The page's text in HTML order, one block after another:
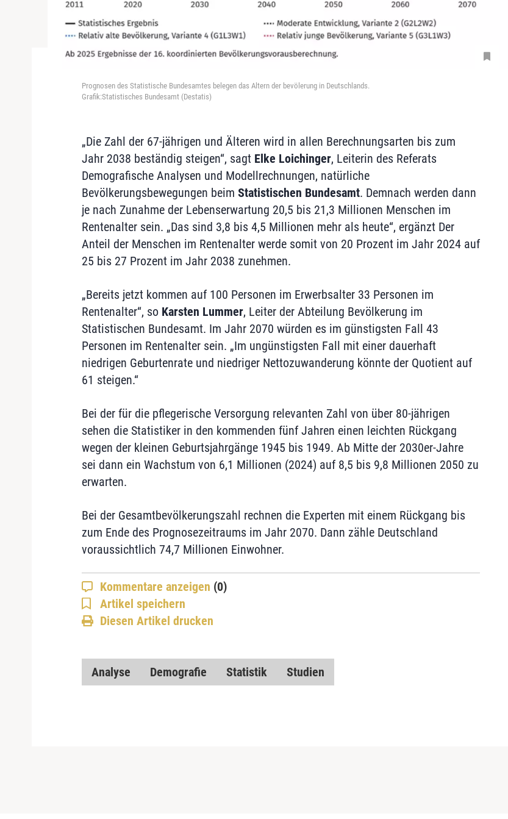
Prognosen des Statistische Bundesamtes belegen das Altern der bevölerung in Deutschlands.
Grafik:Statistisches Bundesamt (Destatis)
„Die Zahl der 67-jährigen und Älteren wird in allen Berechnungsarten bis zum
Jahr 2038 beständig steigen“, sagt Elke Loichinger, Leiterin des Referats
Demografische Analysen und Modellrechnungen, natürliche
Bevölkerungsbewegungen beim Statistischen Bundesamt. Demnach werden dann
je nach Zunahme der Lebenserwartung 20,5 bis 21,3 Millionen Menschen im
Rentenalter sein. „Das sind 3,8 bis 4,5 Millionen mehr als heute“, ergänzt Der
Anteil der Menschen im Rentenalter werde somit von 20 Prozent im Jahr 2024 auf
25 bis 27 Prozent im Jahr 2038 zunehmen.
„Bereits jetzt kommen auf 100 Personen im Erwerbsalter 33 Personen im
Rentenalter“, so Karsten Lummer, Leiter der Abteilung Bevölkerung im
Statistischen Bundesamt. Im Jahr 2070 würden es im günstigsten Fall 43
Personen im Rentenalter sein. „Im ungünstigsten Fall mit einer dauerhaft
niedrigen Geburtenrate und niedriger Nettozuwanderung könnte der Quotient auf
61 steigen.“
Bei der für die pflegerische Versorgung relevanten Zahl von über 80-jährigen
sehen die Statistiker in den kommenden fünf Jahren einen leichten Rückgang
wegen der kleinen Geburtsjahrgänge 1945 bis 1949. Ab Mitte der 2030er-Jahre
sei dann ein Wachstum von 6,1 Millionen (2024) auf 8,5 bis 9,8 Millionen 2050 zu
erwarten.
Bei der Gesamtbevölkerungszahl rechnen die Experten mit einem Rückgang bis
zum Ende des Prognosezeitraums im Jahr 2070. Dann zähle Deutschland
voraussichtlich 74,7 Millionen Einwohner.
Kommentare anzeigen (0)
Artikel speichern
Diesen Artikel drucken
Analyse Demografie Statistik Studien